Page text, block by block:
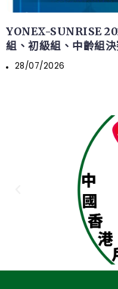
YONEX-SUNRISE
組、初級組、中齡組
28/07/2026